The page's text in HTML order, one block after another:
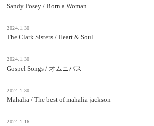
Sandy Posey / Born a Woman
2024.1.30
The Clark Sisters / Heart & Soul
2024.1.30
Gospel Songs / オムニバス
2024.1.30
Mahalia / The best of mahalia jackson
2024.1.16